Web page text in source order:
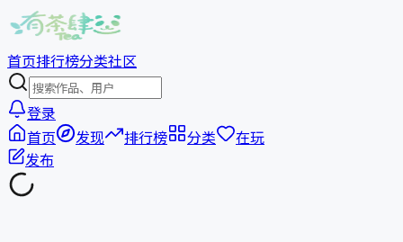
首页排行榜分类社区
登录
首页
发现 排行榜 分类
在玩
发布